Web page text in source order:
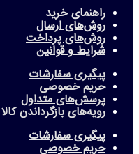
راهنمای خرید
روش‌های ارسال
روش‌های پرداخت
شرایط و قوانین
پیگیری سفارشات
حریم خصوصی
پرسش‌های متداول
رویه‌های بازگرداندن کالا
پیگیری سفارشات
حریم خصوصی